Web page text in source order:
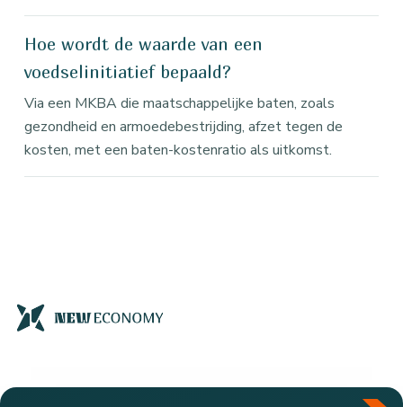
Hoe wordt de waarde van een
voedselinitiatief bepaald?
Via een MKBA die maatschappelijke baten, zoals
gezondheid en armoedebestrijding, afzet tegen de
kosten, met een baten-kostenratio als uitkomst.